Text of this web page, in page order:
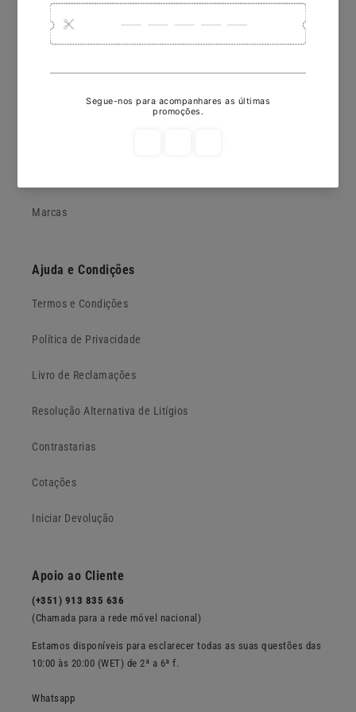
Joalharia Naná
Marcas
Ajuda e Condições
Termos e Condições
Política de Privacidade
Livro de Reclamações
Resolução Alternativa de Litígios
Contrastarias
Cotações
Iniciar Devolução
Apoio ao Cliente
(+351) 913 835 636
(Chamada para a rede móvel nacional)
Estamos disponíveis para esclarecer todas as suas questões das
10:00 às 20:00 (WET) de 2ª a 6ª f.
Whatsapp